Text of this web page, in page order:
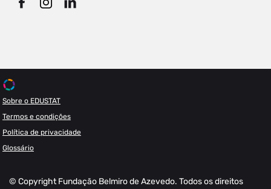
Sobre o EDUSTAT
Termos e condições
Política de privacidade
Glossário
© Copyright Fundação Belmiro de Azevedo. Todos os direitos